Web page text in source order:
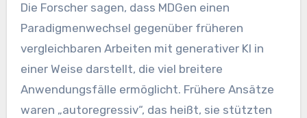
Die Forscher sagen, dass MDGen einen
Paradigmenwechsel gegenüber früheren
vergleichbaren Arbeiten mit generativer KI in
einer Weise darstellt, die viel breitere
Anwendungsfälle ermöglicht. Frühere Ansätze
waren „autoregressiv“, das heißt, sie stützten